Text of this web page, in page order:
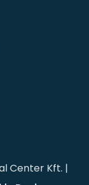
Center Kft. |